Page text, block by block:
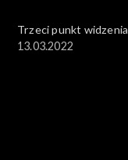
Trzeci punkt widzenia
13.03.2022